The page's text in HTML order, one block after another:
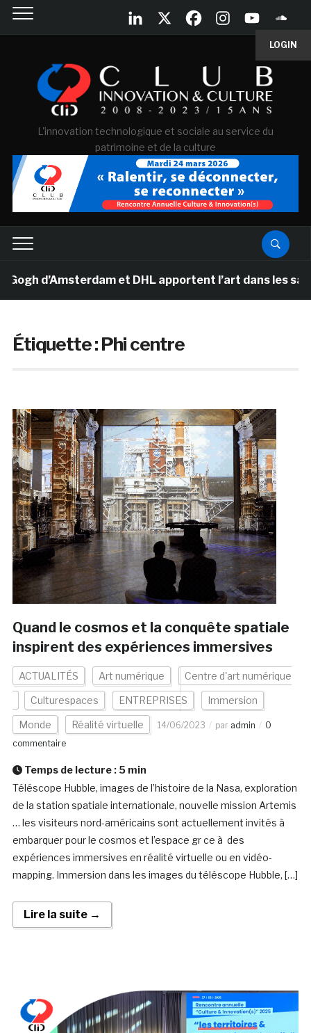
LOGIN
L'innovation technologique et sociale au service du
patrimoine et de la culture
d’Amsterdam et DHL apportent l’art dans les salles
Étiquette :Phi centre
Quand le cosmos et la conquête spatiale
inspirent des expériences immersives
ACTUALITÉS Art numérique Centre d'art numérique
Culturespaces ENTREPRISES Immersion
Monde Réalité virtuelle 14/06/2023 par admin
0
commentaire
Temps de lecture : 5 min
Téléscope Hubble, images de l’histoire de la Nasa, exploration
de la station spatiale internationale, nouvelle mission Artemis
… les visiteurs nord-américains sont actuellement invités à
embarquer pour le cosmos et l’espace gr ce à des
expériences immersives en réalité virtuelle ou en vidéo-
mapping. Immersion dans les images du téléscope Hubble, […]
Lire la suite →